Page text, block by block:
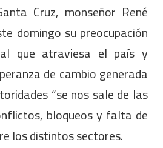
Cruz, monseñor René
domingo su preocupación
que atraviesa el país y
de cambio generada
“se nos sale de las
bloqueos y falta de
los distintos sectores.